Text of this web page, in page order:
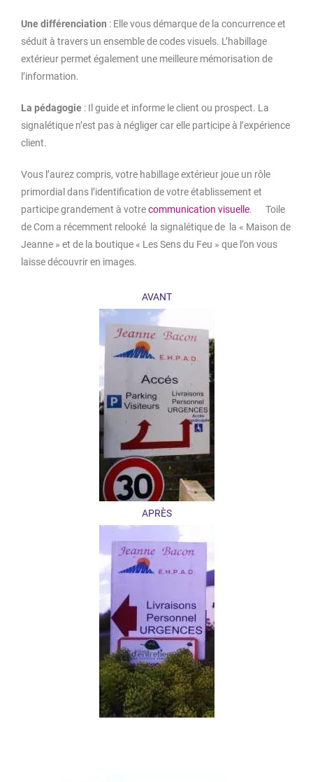
Une différenciation : Elle vous démarque de la concurrence et
séduit à travers un ensemble de codes visuels. L’habillage
extérieur permet également une meilleure mémorisation de
l’information.
La pédagogie : Il guide et informe le client ou prospect. La
signalétique n’est pas à négliger car elle participe à l’expérience
client.
Vous l’aurez compris, votre habillage extérieur joue un rôle
primordial dans l’identification de votre établissement et
participe grandement à votrecommunication visuelle. Toile
de Com a récemment relooké la signalétique de la « Maison de
Jeanne » et de la boutique « Les Sens du Feu » que l’on vous
laisse découvrir en images.
AVANT
APRÈS